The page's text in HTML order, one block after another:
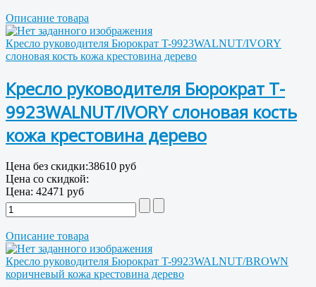
Описание товара
Кресло руководителя Бюрократ T-9923WALNUT/IVORY
слоновая кость кожа крестовина дерево
Кресло руководителя Бюрократ T-
9923WALNUT/IVORY слоновая кость
кожа крестовина дерево
Цена без скидки:38610 руб
Цена со скидкой:
Цена: 42471 руб
Описание товара
Кресло руководителя Бюрократ T-9923WALNUT/BROWN
коричневый кожа крестовина дерево